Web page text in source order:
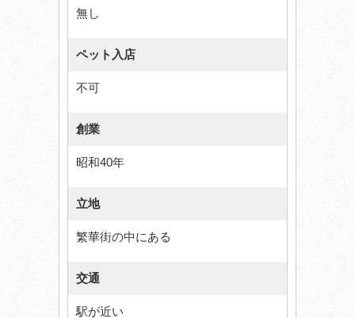
無し
ペット入店
不可
創業
昭和40年
立地
繁華街の中にある
交通
駅が近い